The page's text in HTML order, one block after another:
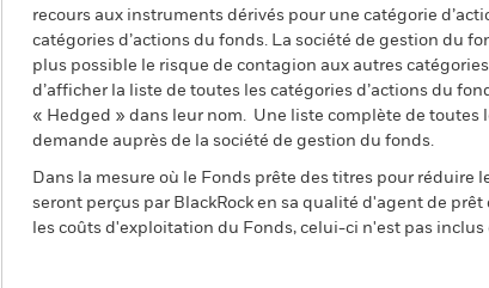
recours aux instruments dérivés pour une catégorie
catégories d’actions du fonds. La société de gestion du
plus possible le risque de contagion aux autres
d’afficher la liste de toutes les catégories d’actions du
« Hedged » dans leur nom. Une liste complète de
demande auprès de la société de gestion du fonds.
Dans la mesure où le Fonds prête des titres pour réduire
seront perçus par BlackRock en sa qualité d'agent de
les coûts d'exploitation du Fonds, celui-ci n'est pas inclus